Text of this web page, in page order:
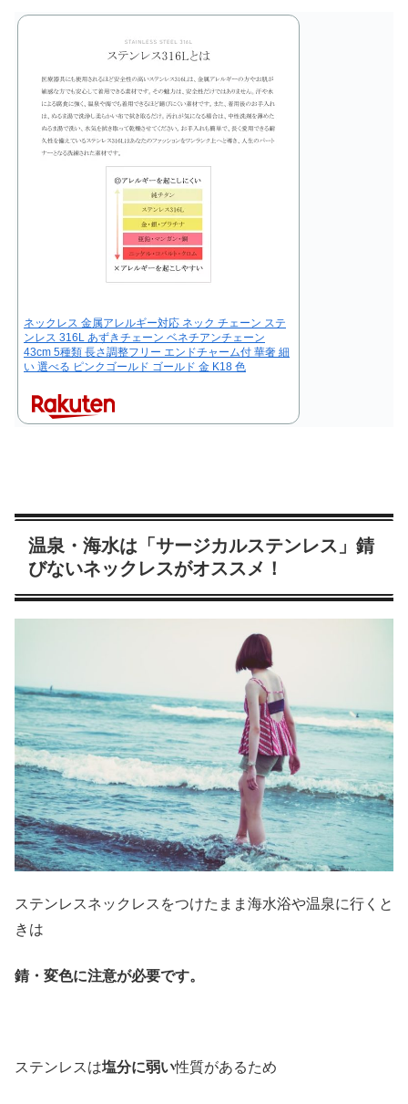
ネックレス 金属アレルギー対応 ネック チェーン ステ
ンレス 316L あずきチェーン ベネチアンチェーン
43cm 5種類 長さ調整フリー エンドチャーム付 華奢 細
い 選べる ピンクゴールド ゴールド 金 K18 色
温泉・海水は「サージカルステンレス」錆
びないネックレスがオススメ！
ステンレスネックレスをつけたまま海水浴や温泉に行くと
きは
錆・変色に注意が必要です。
ステンレスは塩分に弱い性質があるため